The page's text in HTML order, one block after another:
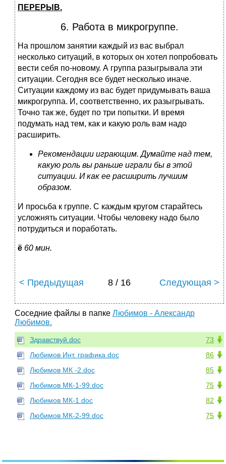
ПЕРЕРЫВ.
6. Работа в микрогруппе.
На прошлом занятии каждый из вас выбрал
несколько ситуаций, в которых он хотел попробовать
вести себя по-новому. А группа разыгрывала эти
ситуации. Сегодня все будет несколько иначе.
Ситуации каждому из вас будет придумывать ваша
микрогруппа. И, соответственно, их разыгрывать.
Точно так же, будет по три попытки. И время
подумать над тем, как и какую роль вам надо
расширить.
Рекомендации играющим. Думайте над тем,
какую роль вы раньше играли бы в этой
ситуации. И как ее расширить лучшим
образом.
И просьба к группе. С каждым кругом старайтесь
усложнять ситуации. Чтобы человеку надо было
потрудиться и поработать.
ё 60 мин.
< Предыдущая 8 / 16 Следующая >
Соседние файлы в папке Любимов - Александр
Любимов.
73
Здравствуй.doc
86
Любимов Инт. графика.doc
85
Любимов МК -2.doc
75
Любимов МК-1-99.doc
82
Любимов МК-1.doc
75
Любимов МК-2-99.doc